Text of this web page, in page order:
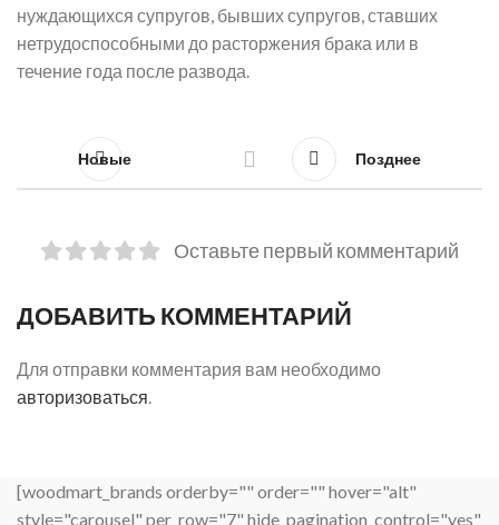
нуждающихся супругов, бывших супругов, ставших
нетрудоспособными до расторжения брака или в
течение года после развода.
Новые Позднее
Оставьте первый комментарий
ДОБАВИТЬ КОММЕНТАРИЙ
Для отправки комментария вам необходимо
авторизоваться.
[woodmart_brands orderby="" order="" hover="alt"
style="carousel" per_row="7" hide_pagination_control="yes"